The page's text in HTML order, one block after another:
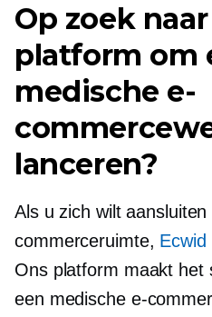
Op zoek
platform om
medische e-
lanceren?
Als u zich wilt
commerceruimte,
Ons platform maakt het
een ​​medische e-